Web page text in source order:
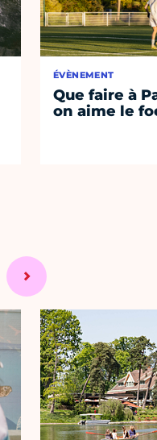
ÉVÈNEMENT
Que faire à
on aime le